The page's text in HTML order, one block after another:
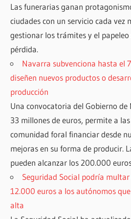
Las funerarias ganan
ciudades con un servicio cada vez
gestionar los trámites y el
pérdida.
Navarra subvenciona hasta el
diseñen nuevos productos o
producción
Una convocatoria del Gobierno
33 millones de euros, permite a
comunidad foral financiar desde
mejoras en su forma de producir.
pueden alcanzar los 200.000
Seguridad Social podría
12.000 euros a los autónomos
alta